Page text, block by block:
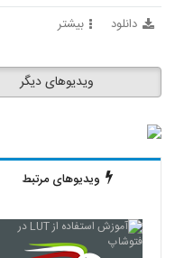
دانلود بیشتر
ویدیوهای دیگر
ویدیوهای مرتبط